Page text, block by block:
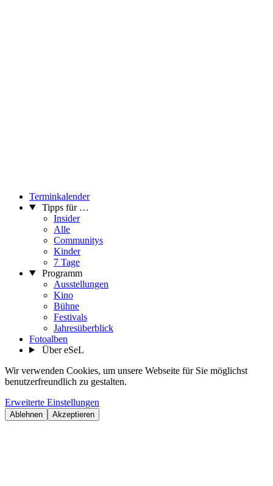
Terminkalender
Tipps für …
Insider
Alle
Communitys
Kinder
7 Tage
Programm
Ausstellungen
Kino
Bühne
Festivals
Jahresüberblick
Fotoalben
Über eSeL
Wir verwenden Cookies, um unsere Webseite für Sie möglichst
benutzerfreundlich zu gestalten.
Erweiterte Einstellungen
Ablehnen Akzeptieren